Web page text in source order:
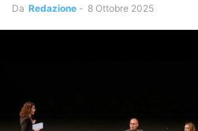
Da Redazione - 8 Ottobre 2025